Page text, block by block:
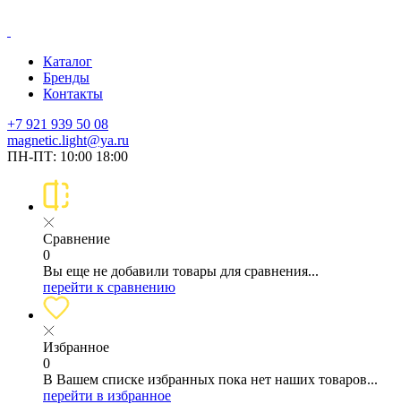
Каталог
Бренды
Контакты
+7 921 939 50 08
magnetic.light@ya.ru
ПН-ПТ: 10:00 18:00
Сравнение
0
Вы еще не добавили товары для сравнения...
перейти к сравнению
Избранное
0
В Вашем списке избранных пока нет наших товаров...
перейти в избранное